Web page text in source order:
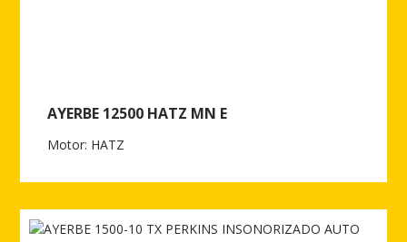
AYERBE 12500 HATZ MN E
Motor: HATZ